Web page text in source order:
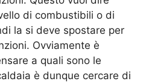
di combustibili o di
la si deve spostare per
Ovviamente è
a quali sono le
è dunque cercare di